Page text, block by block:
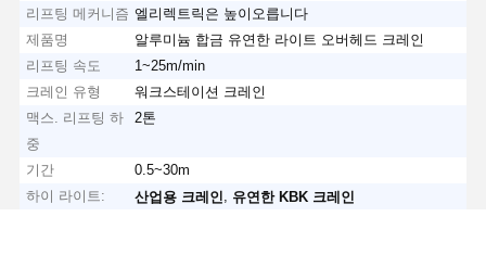
리프팅 메커니즘 엘리렉트릭은 높이오릅니다
제품명
알루미늄 합금 유연한 라이트 오버헤드 크레인
리프팅 속도
1~25m/min
크레인 유형
워크스테이션 크레인
맥스. 리프팅 하
중
2톤
기간
0.5~30m
하이 라이트:
산업용 크레인 유연한 KBK 크레인